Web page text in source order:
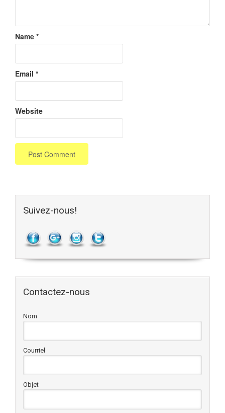
Name *
Email *
Website
Suivez-nous!
Contactez-nous
Nom
Courriel
Objet